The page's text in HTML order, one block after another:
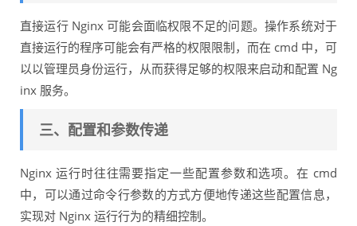
直接运行 Nginx 可能会面临权限不足的问题。操作系统对于
直接运行的程序可能会有严格的权限限制，而在 cmd 中，可
以以管理员身份运行，从而获得足够的权限来启动和配置 Ng
inx 服务。
三、配置和参数传递
Nginx 运行时往往需要指定一些配置参数和选项。在 cmd
中，可以通过命令行参数的方式方便地传递这些配置信息，
实现对 Nginx 运行行为的精细控制。